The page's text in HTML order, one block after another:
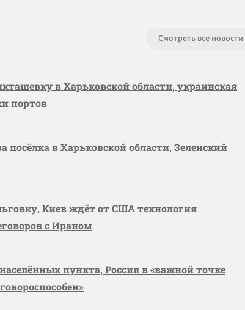
Смотреть все новости
в Харьковской области, украинская
портов
посёлка в Харьковской области, Зеленский
Киев ждёт от США технология
с Ираном
пункта, Россия в «важной точке